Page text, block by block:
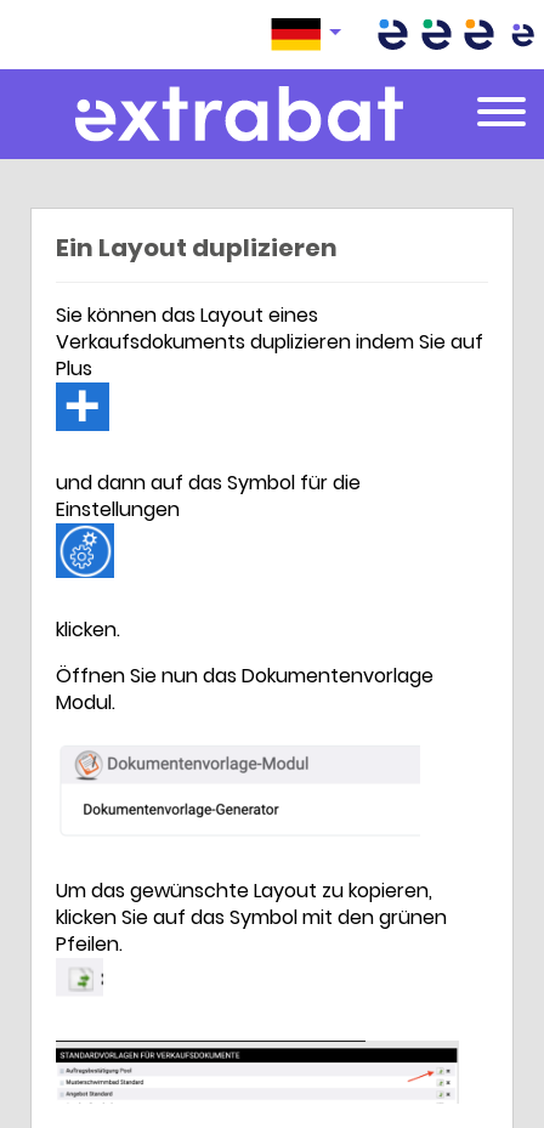
Extrabat – Le Blog
Ein Layout duplizieren
Sie können das Layout eines
Verkaufsdokuments duplizieren indem Sie auf
Plus
und dann auf das Symbol für die
Einstellungen
klicken.
Öffnen Sie nun das Dokumentenvorlage
Modul.
Um das gewünschte Layout zu kopieren,
klicken Sie auf das Symbol mit den grünen
Pfeilen.